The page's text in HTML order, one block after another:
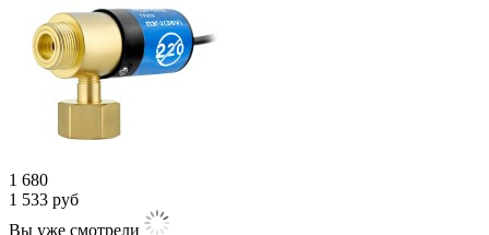
1 680
1 533 руб
Вы уже смотрели